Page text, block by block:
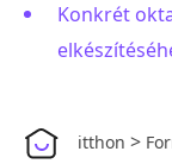
Konkrét
itthon >